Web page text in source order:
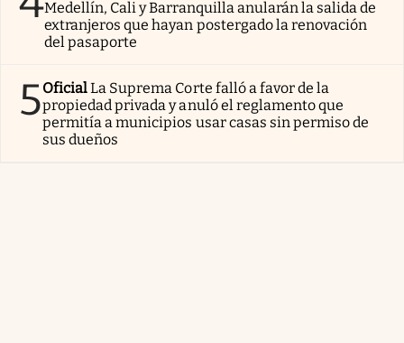
Medellín, Cali y Barranquilla anularán la salida de
extranjeros que hayan postergado la renovación
del pasaporte
5OficialLa Suprema Corte falló a favor de la
propiedad privada y anuló el reglamento que
permitía a municipios usar casas sin permiso de
sus dueños